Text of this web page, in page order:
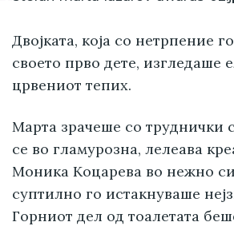
Двојката, која со нетрпение
своето прво дете, изгледаше
црвениот тепих.
Марта зрачеше со труднички
се во гламурозна, лелеава
Моника Коцарева во нежно
суптилно го истакнуваше
Горниот дел од тоалетата